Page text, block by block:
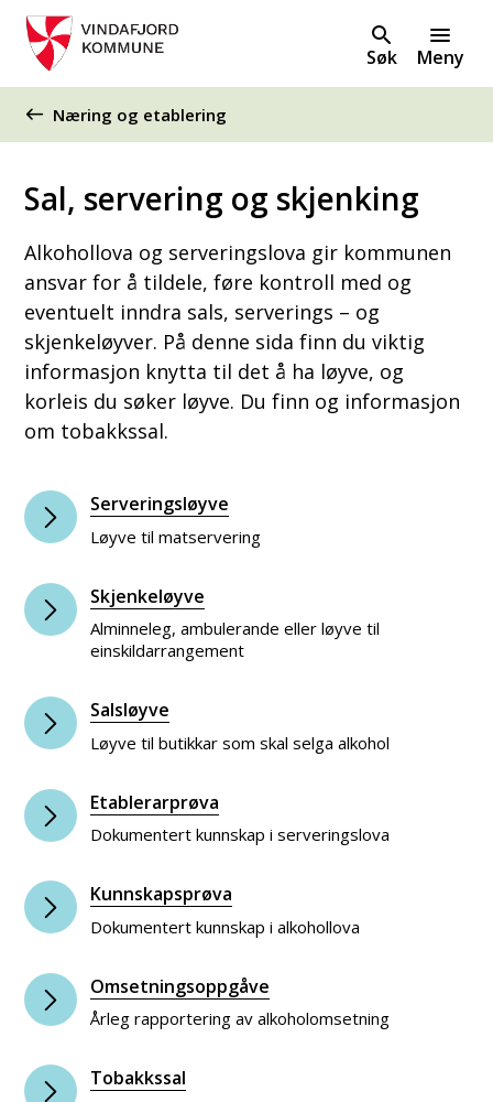
Søk Meny
Du er her:
Næring og etablering
Sal, servering og skjenking
Alkohollova og serveringslova gir kommunen
ansvar for å tildele, føre kontroll med og
eventuelt inndra sals, serverings – og
skjenkeløyver. På denne sida finn du viktig
informasjon knytta til det å ha løyve, og
korleis du søker løyve. Du finn og informasjon
om tobakkssal.
Serveringsløyve
Løyve til matservering
Skjenkeløyve
Alminneleg, ambulerande eller løyve til
einskildarrangement
Salsløyve
Løyve til butikkar som skal selga alkohol
Etablerarprøva
Dokumentert kunnskap i serveringslova
Kunnskapsprøva
Dokumentert kunnskap i alkohollova
Omsetningsoppgåve
Årleg rapportering av alkoholomsetning
Tobakkssal